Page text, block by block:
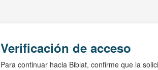
Verificación de acceso
Para continuar hacia Biblat, confirme que la